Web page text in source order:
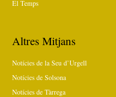
El Temps
Altres Mitjans
Notícies de la Seu d’Urgell
Notícies de Solsona
Notícies de Tàrrega